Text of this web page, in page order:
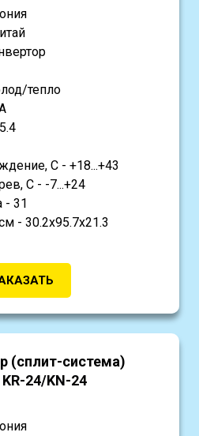
тепло
С - +18...+43
С - -7...+24
- 31
- 30.2х95.7х21.3
(сплит-система)
24/KN-24